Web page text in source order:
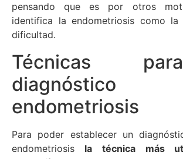
pensando que es por otros
identifica la endometriosis como la
dificultad.
Técnicas
endometriosis
Para poder establecer un
endometriosis la técnica más